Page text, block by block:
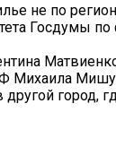
не по
Госдумы по
Михаила
город,